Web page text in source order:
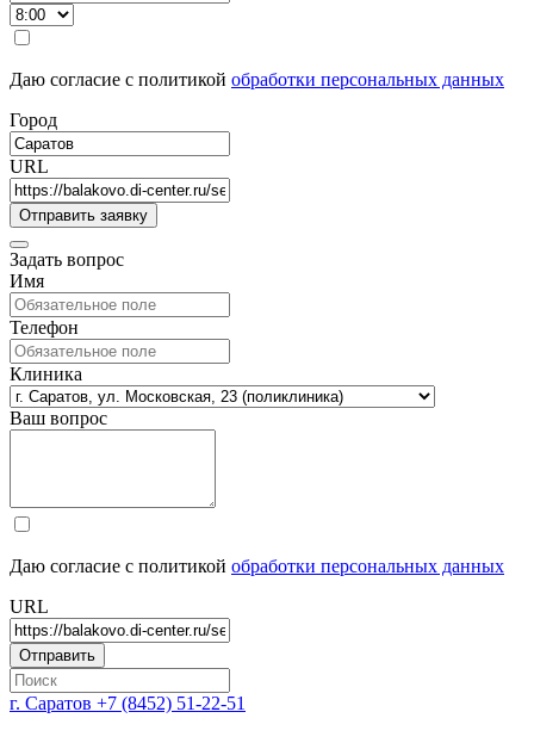
Даю согласие с политикой обработки персональных данных
Город
URL
Задать вопрос
Имя
Телефон
Клиника
Ваш вопрос
Даю согласие с политикой обработки персональных данных
URL
г. Саратов +7 (8452) 51-22-51